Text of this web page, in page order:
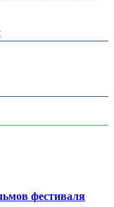
фестиваля